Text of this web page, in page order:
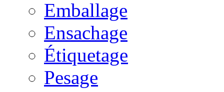
Emballage
Ensachage
Étiquetage
Pesage